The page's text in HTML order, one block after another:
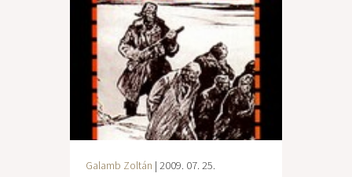
Galamb Zoltán | 2009. 07. 25.